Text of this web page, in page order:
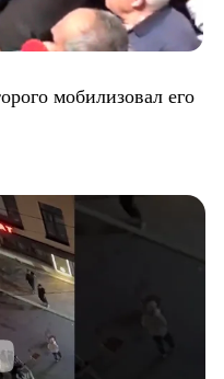
мобилизовал его